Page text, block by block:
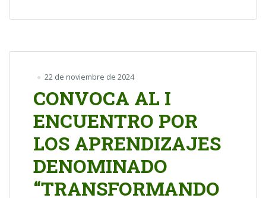
22 de noviembre de 2024
CONVOCA AL I
ENCUENTRO POR
LOS APRENDIZAJES
DENOMINADO
“TRANSFORMANDO